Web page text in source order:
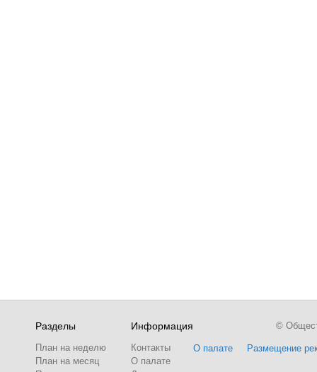
Разделы
План на неделю
План на месяц
Информация
Контакты
О палате
О палате Размещение
©